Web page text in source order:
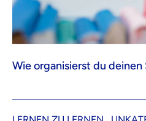
Wie organisierst du deinen